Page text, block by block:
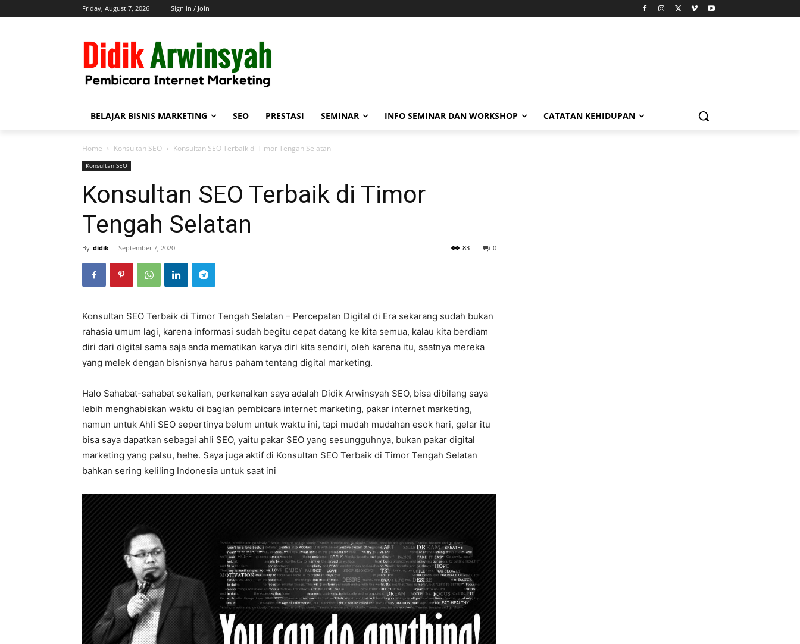
Friday, August 7, 2026 Sign in / Join
BELAJAR BISNIS MARKETING SEO PRESTASI SEMINAR INFO SEMINAR DAN WORKSHOP CATATAN KEHIDUPAN
Home Konsultan SEO Konsultan SEO Terbaik di Timor Tengah Selatan
Konsultan SEO
Konsultan SEO Terbaik di Timor
Tengah Selatan
By didik - September 7, 2020 0
83
Konsultan SEO Terbaik di Timor Tengah Selatan – Percepatan Digital di Era sekarang sudah bukan
rahasia umum lagi, karena informasi sudah begitu cepat datang ke kita semua, kalau kita berdiam
diri dari digital sama saja anda mematikan karya diri kita sendiri, oleh karena itu, saatnya mereka
yang melek dengan bisnisnya harus paham tentang digital marketing.
Halo Sahabat-sahabat sekalian, perkenalkan saya adalah Didik Arwinsyah SEO, bisa dibilang saya
lebih menghabiskan waktu di bagian pembicara internet marketing, pakar internet marketing,
namun untuk Ahli SEO sepertinya belum untuk waktu ini, tapi mudah mudahan esok hari, gelar itu
bisa saya dapatkan sebagai ahli SEO, yaitu pakar SEO yang sesungguhnya, bukan pakar digital
marketing yang palsu, hehe. Saya juga aktif di Konsultan SEO Terbaik di Timor Tengah Selatan
bahkan sering keliling Indonesia untuk saat ini